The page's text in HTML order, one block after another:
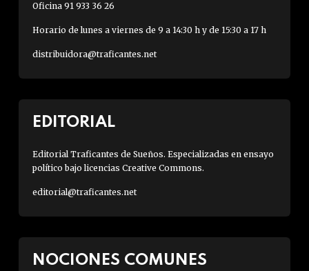
Oficina 91 933 36 26
Horario de lunes a viernes de 9 a 14:30 h y de 15:30 a 17 h
distribuidora@traficantes.net
EDITORIAL
Editorial Traficantes de Sueños. Especializadas en ensayo
político bajo licencias Creative Commons.
editorial@traficantes.net
NOCIONES COMUNES